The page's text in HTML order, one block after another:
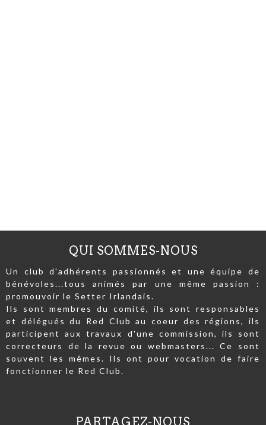
QUI SOMMES-NOUS
Un club d'adhérents passionnés et une équipe de
bénévoles...tous animés par une même passion :
promouvoir le Setter Irlandais.
Ils sont membres du comité, ils sont responsables
et délégués du Red Club au coeur des régions, ils
participent aux travaux d'une commission, ils sont
correcteurs de la revue ou webmasters... Ce sont
souvent les mêmes. Ils ont pour vocation de faire
fonctionner le Red Club.
PARTAGEZ-NOUS